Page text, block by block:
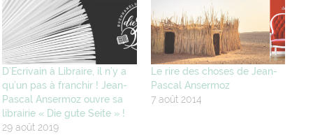
D’Ecrivain à Libraire, il n’y a
qu’un pas à franchir ! Jean-
Pascal Ansermoz ouvre sa
librairie « Die gute Seite » !
29 août 2019
Le rire des choses de Jean-
Pascal Ansermoz
7 août 2014